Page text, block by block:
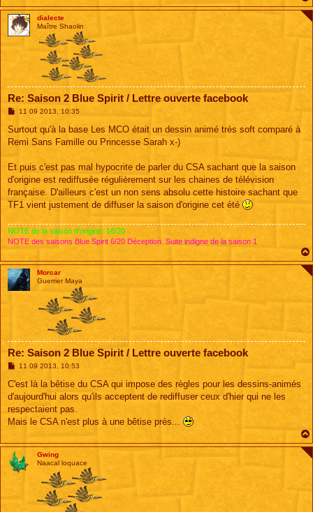
dialecte
Maître Shaolin
Re: Saison 2 Blue Spirit / Lettre ouverte facebook
M
s
a
11 09 2013, 10:35
Surtout qu'à la base Les MCO était un dessin animé très soft comparé à
Remi Sans Famille ou Princesse Sarah x-)
Et puis c'est pas mal hypocrite de parler du CSA sachant que la saison
d'origine est rediffusée régulièrement sur les chaines de télévision
française. D'ailleurs c'est un non sens absolu cette histoire sachant que
TF1 vient justement de diffuser la saison d'origine cet été
NOTE de la saison d'origine: 18/20
NOTE des saisons Blue Spirit 6/20 Déception. Suite indigne de la saison 1
Morcar
Guerrier Maya
Re: Saison 2 Blue Spirit / Lettre ouverte facebook
M
s
a
g
11 09 2013, 10:53
C'est là la bêtise du CSA qui impose des règles pour les dessins-animés
d'aujourd'hui alors qu'ils acceptent de rediffuser ceux d'hier qui ne les
respectaient pas.
Mais le CSA n'est plus à une bêtise près...
Gwing
Naacal loquace